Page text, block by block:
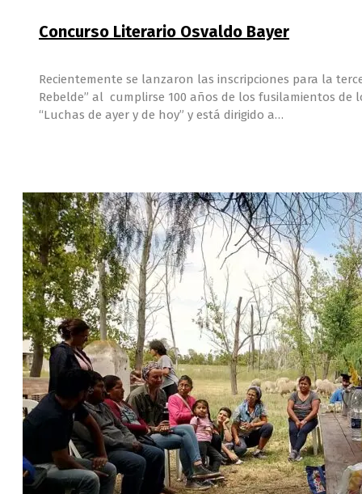
Concurso Literario Osvaldo Bayer
Recientemente se lanzaron las inscripciones para la
Rebelde” al cumplirse 100 años de los fusilamientos
“Luchas de ayer y de hoy” y está dirigido a…